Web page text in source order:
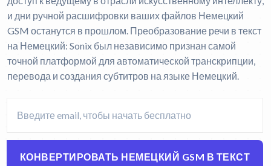
и дни ручной расшифровки ваших файлов Немецкий
GSM останутся в прошлом. Преобразование речи в текст
на Немецкий: Sonix был независимо признан самой
точной платформой для автоматической транскрипции,
перевода и создания субтитров на языке Немецкий.
КОНВЕРТИРОВАТЬ НЕМЕЦКИЙ GSM В ТЕКСТ